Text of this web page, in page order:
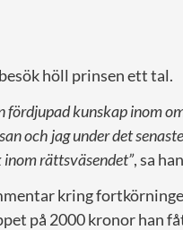
höll prinsen ett tal.
fördjupad kunskap inom
och jag under det
inom rättsväsendet”, sa
kring
på 2000 kronor han